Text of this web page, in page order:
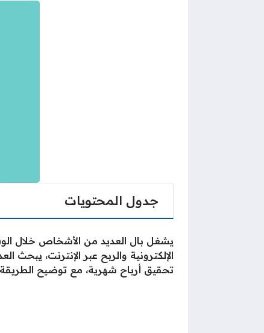
جدول المحتويات
يشغل بال العديد من الأشخاص خلال
الإلكترونية والربح عبر الإنترنت،
تحقيق أرباح شهرية، مع توضيح الطريقة